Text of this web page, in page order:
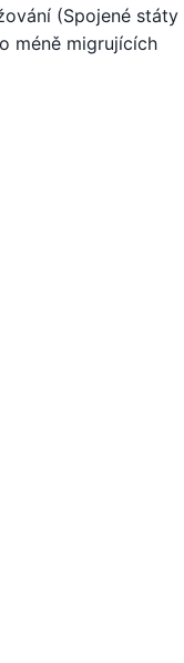
(Spojené státy
méně migrujících